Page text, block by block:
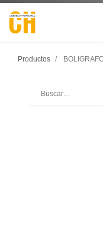
Productos